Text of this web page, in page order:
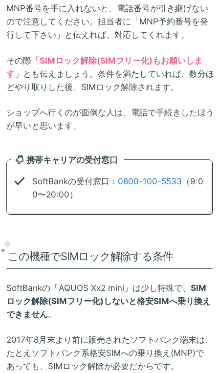
MNP番号を手に入れないと、電話番号が引き継げない
ので注意してください。担当者に「MNP予約番号を発
行して下さい」と伝えれば、対応してくれます。
その際 「SIMロック解除(SIMフリー化)もお願いしま
す」 とも伝えましょう。条件を満たしていれば、数分ほ
どやり取りした後、SIMロック解除されます。
ショップへ行くのが面倒な人は、電話で手続きしたほう
が早いと思います。
携帯キャリアの受付窓口
SoftBankの受付窓口： 0800-100-5533 （9:0
0〜20:00）
この機種でSIMロック解除する条件
SoftBankの「AQUOS Xx2 mini」は少し特殊で、 SIM
ロック解除(SIMフリー化)しないと格安SIMへ乗り換え
できません。
2017年8月末より前に販売されたソフトバンク端末は、
たとえソフトバンク系格安SIMへの乗り換え(MNP)で
あっても、SIMロック解除が必要だからです。